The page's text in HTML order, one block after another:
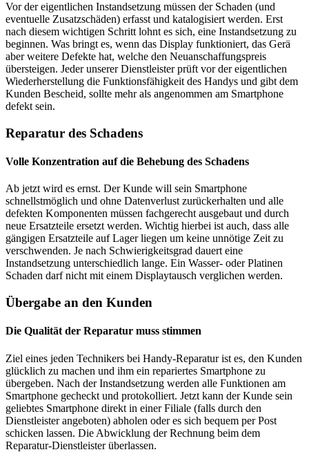
Vor der eigentlichen Instandsetzung müssen der Schaden (und
eventuelle Zusatzschäden) erfasst und katalogisiert werden. Erst
nach diesem wichtigen Schritt lohnt es sich, eine Instandsetzung zu
beginnen. Was bringt es, wenn das Display funktioniert, das Gerä
aber weitere Defekte hat, welche den Neuanschaffungspreis
übersteigen. Jeder unserer Dienstleister prüft vor der eigentlichen
Wiederherstellung die Funktionsfähigkeit des Handys und gibt dem
Kunden Bescheid, sollte mehr als angenommen am Smartphone
defekt sein.
Reparatur des Schadens
Volle Konzentration auf die Behebung des Schadens
Ab jetzt wird es ernst. Der Kunde will sein Smartphone
schnellstmöglich und ohne Datenverlust zurückerhalten und alle
defekten Komponenten müssen fachgerecht ausgebaut und durch
neue Ersatzteile ersetzt werden. Wichtig hierbei ist auch, dass alle
gängigen Ersatzteile auf Lager liegen um keine unnötige Zeit zu
verschwenden. Je nach Schwierigkeitsgrad dauert eine
Instandsetzung unterschiedlich lange. Ein Wasser- oder Platinen
Schaden darf nicht mit einem Displaytausch verglichen werden.
Übergabe an den Kunden
Die Qualität der Reparatur muss stimmen
Ziel eines jeden Technikers bei Handy-Reparatur ist es, den Kunden
glücklich zu machen und ihm ein repariertes Smartphone zu
übergeben. Nach der Instandsetzung werden alle Funktionen am
Smartphone gecheckt und protokolliert. Jetzt kann der Kunde sein
geliebtes Smartphone direkt in einer Filiale (falls durch den
Dienstleister angeboten) abholen oder es sich bequem per Post
schicken lassen. Die Abwicklung der Rechnung beim dem
Reparatur-Dienstleister überlassen.